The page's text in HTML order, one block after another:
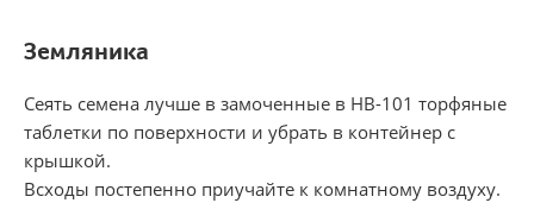
Земляника
Сеять семена лучше в замоченные в НВ-101 торфяные
таблетки по поверхности и убрать в контейнер с
крышкой.
Всходы постепенно приучайте к комнатному воздуху.